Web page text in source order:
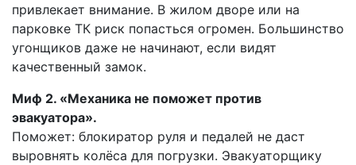
привлекает внимание. В жилом дворе или на
парковке ТК риск попасться огромен. Большинство
угонщиков даже не начинают, если видят
качественный замок.
Миф 2. «Механика не поможет против
эвакуатора».
Поможет: блокиратор руля и педалей не даст
выровнять колёса для погрузки. Эвакуаторщику